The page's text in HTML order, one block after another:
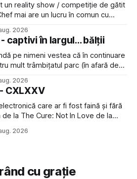
un reality show / competiție de gătit
mai are un lucru în comun cu
după care m-a făcut să mă
de el. Nu mi-a plăcut faptul
2026
captivi în largul... bălții
pe nimeni vestea că în continuare
mult trâmbițatul parc (în afară de
la lumea care trece prin zonă). Am
2026
CXLXXV
care ar fi fost faină și fără
la The Cure: Not In Love de la
a acelui duo era cam
2026
cu grație